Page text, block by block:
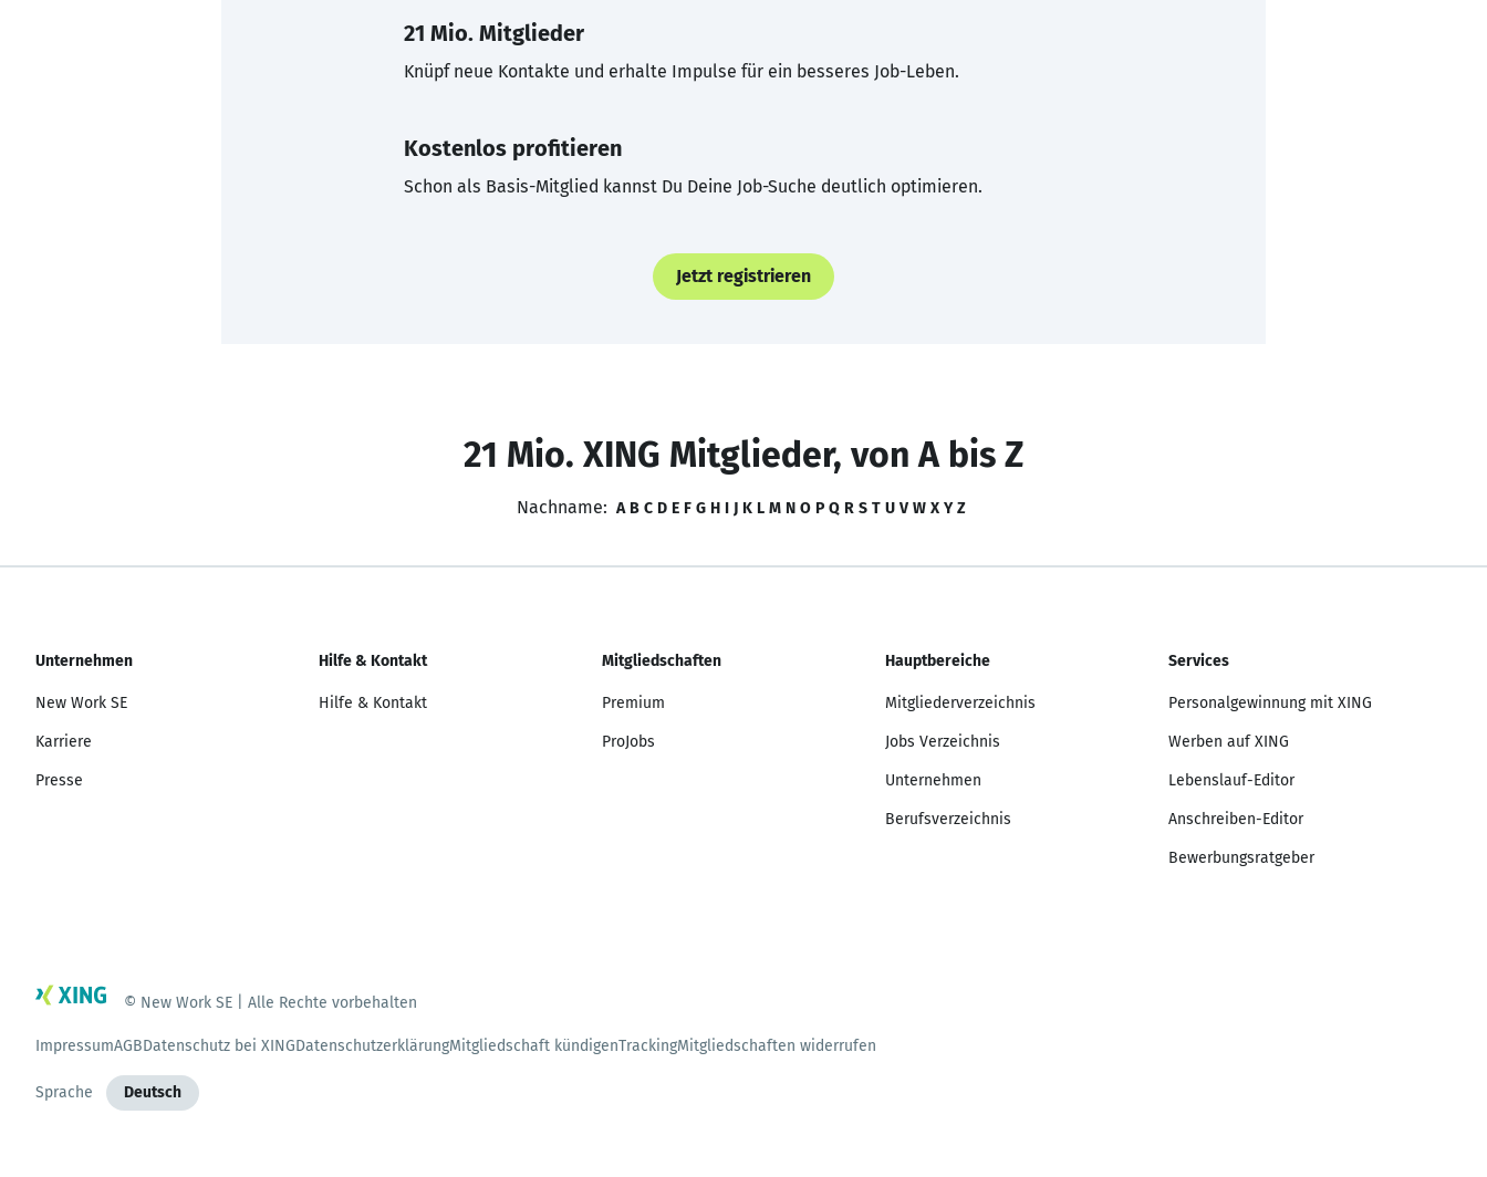
21 Mio. Mitglieder
Knüpf neue Kontakte und erhalte Impulse für ein besseres Job-Leben.
Kostenlos profitieren
Schon als Basis-Mitglied kannst Du Deine Job-Suche deutlich optimieren.
Jetzt registrieren
21 Mio. XING Mitglieder, von A bis Z
Nachname: A B C D E F G H I J K L M N O P Q R S T U V W X Y Z
Unternehmen
New Work SE
Karriere
Presse
Hilfe & Kontakt
Hilfe & Kontakt
Mitgliedschaften
Premium
ProJobs
Hauptbereiche
Mitgliederverzeichnis
Jobs Verzeichnis
Unternehmen
Berufsverzeichnis
Services
Personalgewinnung mit XING
Werben auf XING
Lebenslauf-Editor
Anschreiben-Editor
Bewerbungsratgeber
© New Work SE | Alle Rechte vorbehalten
ImpressumAGBDatenschutz bei XINGDatenschutzerklärungMitgliedschaft kündigenTrackingMitgliedschaften widerrufen
Sprache Deutsch